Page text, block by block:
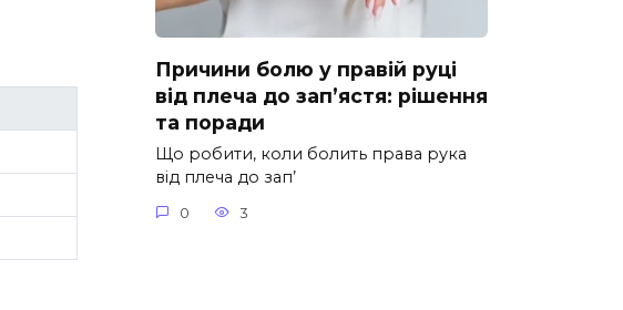
Причини болю у правій руці
від плеча до зап’ястя: рішення
та поради
Що робити, коли болить права рука
від плеча до зап’
0 3